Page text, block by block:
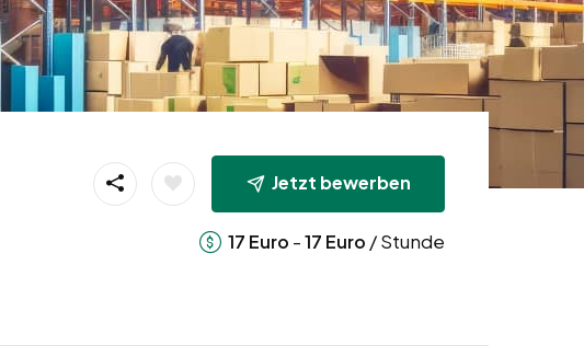
Jetzt bewerben
17 Euro -17 Euro / Stunde